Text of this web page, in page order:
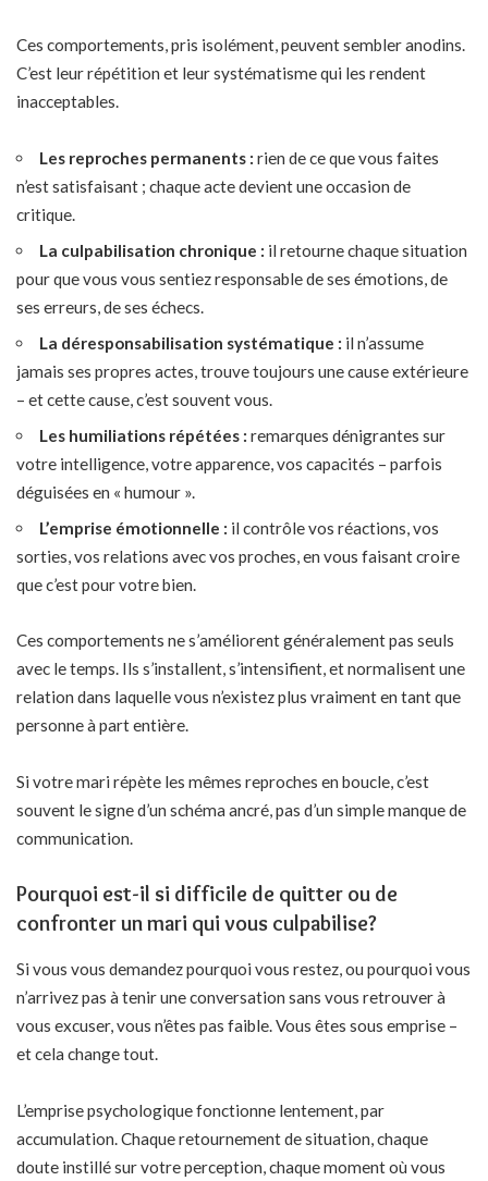
Ces comportements, pris isolément, peuvent sembler anodins.
C’est leur répétition et leur systématisme qui les rendent
inacceptables.
Les reproches permanents : rien de ce que vous faites
n’est satisfaisant ; chaque acte devient une occasion de
critique.
La culpabilisation chronique : il retourne chaque situation
pour que vous vous sentiez responsable de ses émotions, de
ses erreurs, de ses échecs.
La déresponsabilisation systématique : il n’assume
jamais ses propres actes, trouve toujours une cause extérieure
– et cette cause, c’est souvent vous.
Les humiliations répétées : remarques dénigrantes sur
votre intelligence, votre apparence, vos capacités – parfois
déguisées en « humour ».
L’emprise émotionnelle : il contrôle vos réactions, vos
sorties, vos relations avec vos proches, en vous faisant croire
que c’est pour votre bien.
Ces comportements ne s’améliorent généralement pas seuls
avec le temps. Ils s’installent, s’intensifient, et normalisent une
relation dans laquelle vous n’existez plus vraiment en tant que
personne à part entière.
Si votre mari répète les mêmes reproches en boucle , c’est
souvent le signe d’un schéma ancré, pas d’un simple manque de
communication.
Pourquoi est-il si difficile de quitter ou de
confronter un mari qui vous culpabilise?
Si vous vous demandez pourquoi vous restez, ou pourquoi vous
n’arrivez pas à tenir une conversation sans vous retrouver à
vous excuser, vous n’êtes pas faible. Vous êtes sous emprise –
et cela change tout.
L’emprise psychologique fonctionne lentement, par
accumulation. Chaque retournement de situation, chaque
doute instillé sur votre perception, chaque moment où vous